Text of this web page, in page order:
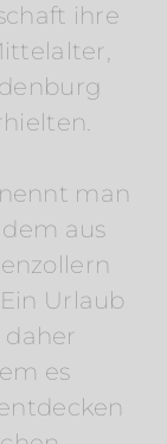
ihre
man
aus
Urlaub
es